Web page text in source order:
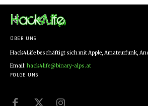
ÜBER UNS
Hack4Life beschäftigt sich mit Apple, Amateurfunk,
Email: hack4life@binary-alps.at
FOLGE UNS